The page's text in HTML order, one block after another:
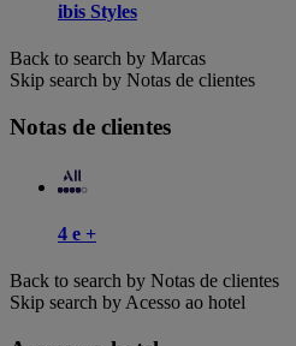
ibis Styles
Back to search by Marcas
Skip search by Notas de clientes
Notas de clientes
4 e +
Back to search by Notas de clientes
Skip search by Acesso ao hotel